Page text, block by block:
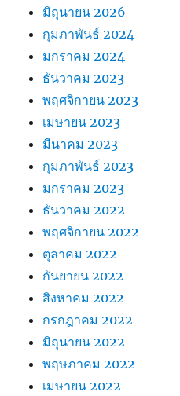
มิถุนายน 2026
กุมภาพันธ์ 2024
มกราคม 2024
ธันวาคม 2023
พฤศจิกายน 2023
เมษายน 2023
มีนาคม 2023
กุมภาพันธ์ 2023
มกราคม 2023
ธันวาคม 2022
พฤศจิกายน 2022
ตุลาคม 2022
กันยายน 2022
สิงหาคม 2022
กรกฎาคม 2022
มิถุนายน 2022
พฤษภาคม 2022
เมษายน 2022